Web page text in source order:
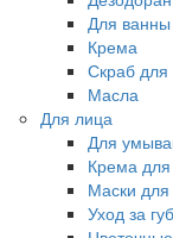
Для ванны
Крема
Скраб для
Масла
Для лица
Для
Крема
Маски
Уход за